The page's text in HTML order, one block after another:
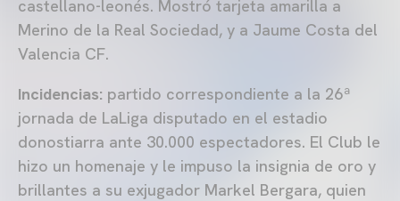
castellano-leonés. Mostró tarjeta amarilla a
Merino de la Real Sociedad, y a Jaume Costa del
Valencia CF.
Incidencias: partido correspondiente a la 26ª
jornada de LaLiga disputado en el estadio
donostiarra ante 30.000 espectadores. El Club le
hizo un homenaje y le impuso la insignia de oro y
brillantes a su exjugador Markel Bergara, quien